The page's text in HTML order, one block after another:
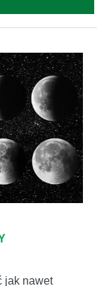
jak nawet